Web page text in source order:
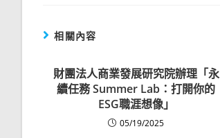
相關內容
財團法人商業發展研究院辦理「永
續任務 Summer Lab：打開你的
ESG職涯想像」
05/19/2025